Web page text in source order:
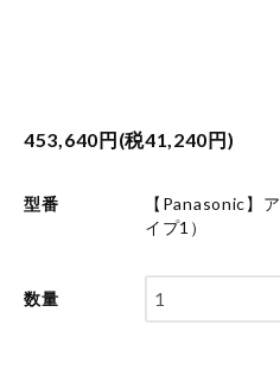
453,640円(税41,240円)
型番
【Panasonic】
イプ1）
数量